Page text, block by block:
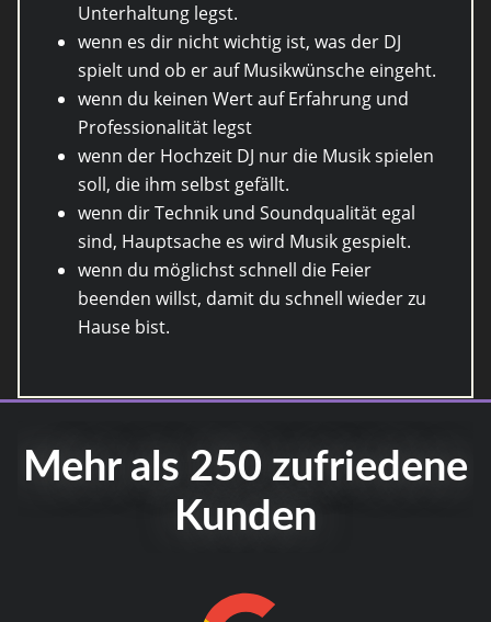
Unterhaltung legst.
wenn es dir nicht wichtig ist, was der DJ
spielt und ob er auf Musikwünsche eingeht.
wenn du keinen Wert auf Erfahrung und
Professionalität legst
wenn der Hochzeit DJ nur die Musik spielen
soll, die ihm selbst gefällt.
wenn dir Technik und Soundqualität egal
sind, Hauptsache es wird Musik gespielt.
wenn du möglichst schnell die Feier
beenden willst, damit du schnell wieder zu
Hause bist.
Mehr als 250 zufriedene
Kunden